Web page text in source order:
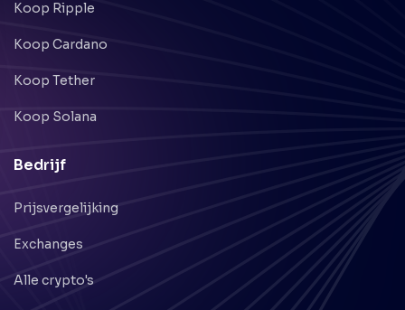
Koop Ripple
Koop Cardano
Koop Tether
Koop Solana
Bedrijf
Prijsvergelijking
Exchanges
Alle crypto's